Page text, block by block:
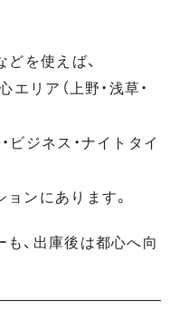
どを使えば、
リア（上野・浅草・
ビジネス・ナイトタイ
ンにあります。
、出庫後は都心へ向